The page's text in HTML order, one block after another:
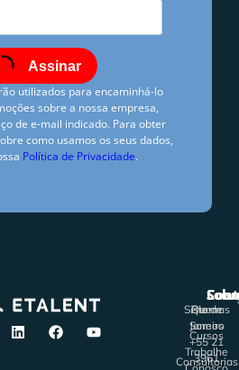
Assinar
utilizados para encaminhá-lo
sobre a nossa empresa,
de e-mail indicado. Para obter
como usamos os seus dados,
Política de Privacidade.
Sistemas
Cursos
Consultorias
Quem
Somos
Trabalhe
Rio de
Janeiro
+55 21
3961